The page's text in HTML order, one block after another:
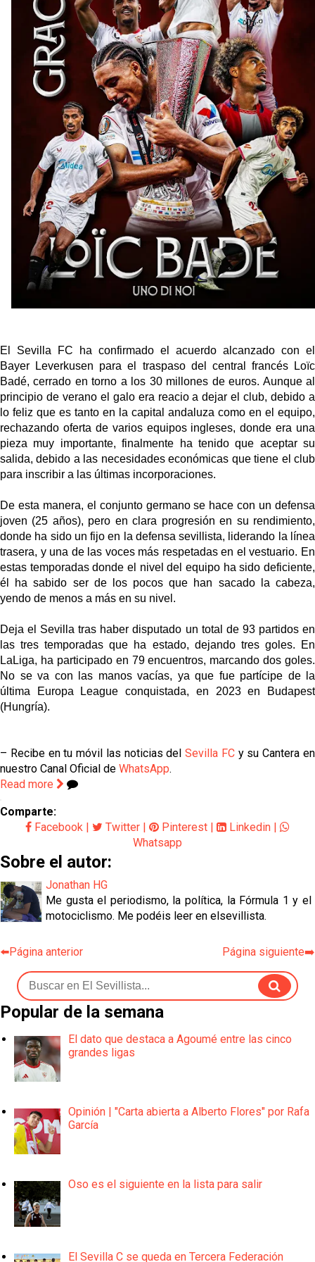
Djibril Sow pone rumbo a Italia para firmar su nuevo
contrato con el Genoa
Kochorashvili, seria opción para reforzar el centro
del campo sevillista
Sow muy cerca de cerrar su traspaso al Genoa
Oso es el siguiente en la lista para salir
El Sevilla FC ha confirmado el acuerdo alcanzado con el
Bayer Leverkusen para el traspaso del central francés Loïc
Badé, cerrado en torno a los 30 millones de euros. Aunque al
principio de verano el galo era reacio a dejar el club, debido a
lo feliz que es tanto en la capital andaluza como en el equipo,
rechazando oferta de varios equipos ingleses, donde era una
pieza muy importante, finalmente ha tenido que aceptar su
salida, debido a las necesidades económicas que tiene el club
para inscribir a las últimas incorporaciones.
De esta manera, el conjunto germano se hace con un defensa
joven (25 años), pero en clara progresión en su rendimiento,
donde ha sido un fijo en la defensa sevillista, liderando la línea
trasera, y una de las voces más respetadas en el vestuario. En
estas temporadas donde el nivel del equipo ha sido deficiente,
él ha sabido ser de los pocos que han sacado la cabeza,
yendo de menos a más en su nivel.
Deja el Sevilla tras haber disputado un total de 93 partidos en
las tres temporadas que ha estado, dejando tres goles. En
LaLiga, ha participado en 79 encuentros, marcando dos goles.
No se va con las manos vacías, ya que fue partícipe de la
última Europa League conquistada, en 2023 en Budapest
(Hungría).
– Recibe en tu móvil las noticias delSevilla FCy su Cantera en
nuestro Canal Oficial de WhatsApp.
Read more
Comparte:
Facebook
Twitter Pinterest Linkedin
Whatsapp
Sobre el autor:
Jonathan HG
Me gusta el periodismo, la política, la Fórmula 1 y el
motociclismo. Me podéis leer en elsevillista.
⬅️Página anterior Página siguiente➡️
Popular de la semana
El dato que destaca a Agoumé entre las cinco
grandes ligas
Opinión | "Carta abierta a Alberto Flores" por Rafa
García
Oso es el siguiente en la lista para salir
El Sevilla C se queda en Tercera Federación